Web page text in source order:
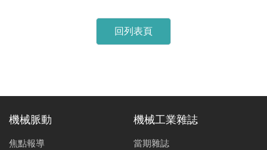
回列表頁
機械脈動
焦點報導
機械工業雜誌
當期雜誌